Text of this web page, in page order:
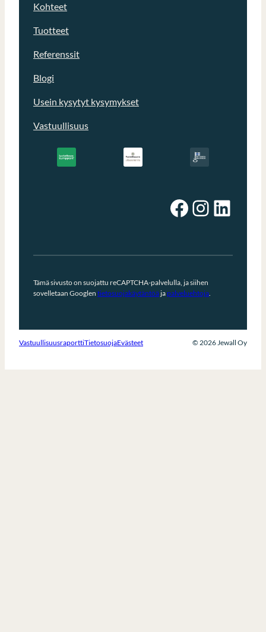
Kohteet
Tuotteet
Referenssit
Blogi
Usein kysytyt kysymykset
Vastuullisuus
Facebook Instagram LinkedIn
Tämä sivusto on suojattu reCAPTCHA-palvelulla, ja siihen
sovelletaan Googlen tietosuojakäytäntöäja palveluehtoja.
VastuullisuusraporttiTietosuojaEvästeet © 2026 Jewall Oy